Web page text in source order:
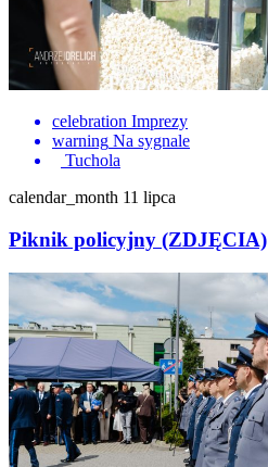
celebration Imprezy
warning Na sygnale
Tuchola
calendar_month 11 lipca
Piknik policyjny (ZDJĘCIA)